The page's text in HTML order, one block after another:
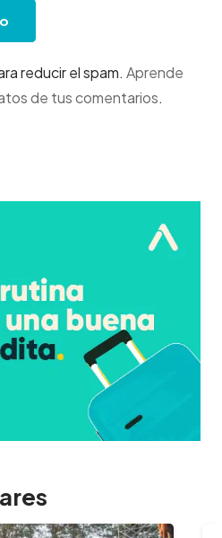
reducir el spam. Aprende
de tus comentarios.